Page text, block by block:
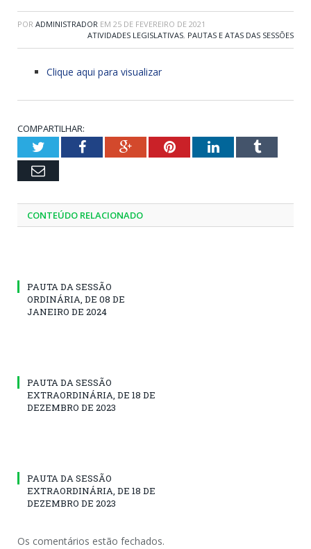
POR ADMINISTRADOR EM 25 DE FEVEREIRO DE 2021
ATIVIDADES LEGISLATIVAS, PAUTAS E ATAS DAS SESSÕES
Clique aqui para visualizar
COMPARTILHAR:
TwitterFacebookGoogle+PinterestLinkedInTumblr
Email
CONTEÚDO RELACIONADO
PAUTA DA SESSÃO
ORDINÁRIA, DE 08 DE
JANEIRO DE 2024
PAUTA DA SESSÃO
EXTRAORDINÁRIA, DE 18 DE
DEZEMBRO DE 2023
PAUTA DA SESSÃO
EXTRAORDINÁRIA, DE 18 DE
DEZEMBRO DE 2023
Os comentários estão fechados.